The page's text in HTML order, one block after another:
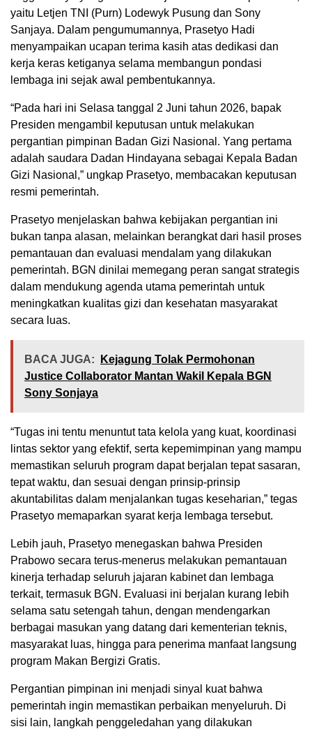
yaitu Letjen TNI (Purn) Lodewyk Pusung dan Sony
Sanjaya. Dalam pengumumannya, Prasetyo Hadi
menyampaikan ucapan terima kasih atas dedikasi dan
kerja keras ketiganya selama membangun pondasi
lembaga ini sejak awal pembentukannya.
“Pada hari ini Selasa tanggal 2 Juni tahun 2026, bapak
Presiden mengambil keputusan untuk melakukan
pergantian pimpinan Badan Gizi Nasional. Yang pertama
adalah saudara Dadan Hindayana sebagai Kepala Badan
Gizi Nasional,” ungkap Prasetyo, membacakan keputusan
resmi pemerintah.
Prasetyo menjelaskan bahwa kebijakan pergantian ini
bukan tanpa alasan, melainkan berangkat dari hasil proses
pemantauan dan evaluasi mendalam yang dilakukan
pemerintah. BGN dinilai memegang peran sangat strategis
dalam mendukung agenda utama pemerintah untuk
meningkatkan kualitas gizi dan kesehatan masyarakat
secara luas.
BACA JUGA:
Kejagung Tolak Permohonan
Justice Collaborator Mantan Wakil Kepala BGN
Sony Sonjaya
“Tugas ini tentu menuntut tata kelola yang kuat, koordinasi
lintas sektor yang efektif, serta kepemimpinan yang mampu
memastikan seluruh program dapat berjalan tepat sasaran,
tepat waktu, dan sesuai dengan prinsip-prinsip
akuntabilitas dalam menjalankan tugas keseharian,” tegas
Prasetyo memaparkan syarat kerja lembaga tersebut.
Lebih jauh, Prasetyo menegaskan bahwa Presiden
Prabowo secara terus-menerus melakukan pemantauan
kinerja terhadap seluruh jajaran kabinet dan lembaga
terkait, termasuk BGN. Evaluasi ini berjalan kurang lebih
selama satu setengah tahun, dengan mendengarkan
berbagai masukan yang datang dari kementerian teknis,
masyarakat luas, hingga para penerima manfaat langsung
program Makan Bergizi Gratis.
Pergantian pimpinan ini menjadi sinyal kuat bahwa
pemerintah ingin memastikan perbaikan menyeluruh. Di
sisi lain, langkah penggeledahan yang dilakukan